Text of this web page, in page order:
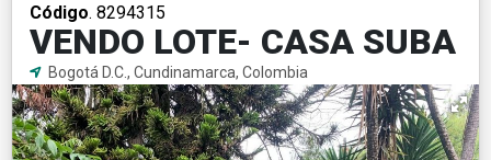
Código. 8294315
VENDO LOTE- CASA SUBA
Bogotá D.C., Cundinamarca, Colombia